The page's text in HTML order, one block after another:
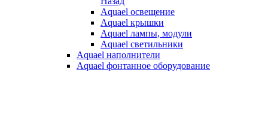
Aquael освещение
Aquael крышки
Aquael лампы, модули
Aquael светильники
Aquael наполнители
Aquael фонтанное оборудование